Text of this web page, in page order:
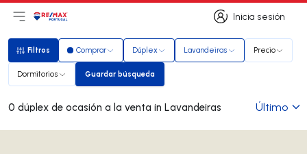
Inicia sesión
Inicia sesión
Abrir el menú principal
Logotipo
Filtros
Filtros Comprar Dúplex Lavandeiras Precio
Dormitorios Guardar búsqueda
Guardar búsqueda
0 dúplex de ocasión a la venta in Lavandeiras Último